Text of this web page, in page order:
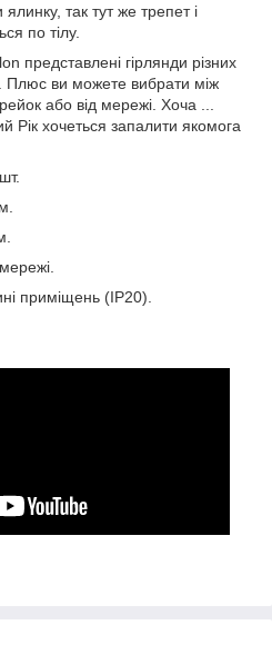
так тут же трепет і
по тілу.
представлені гірлянди різних
Плюс ви можете вибрати між
або від мережі. Хоча ...
Рік хочеться запалити якомога
приміщень (IP20).